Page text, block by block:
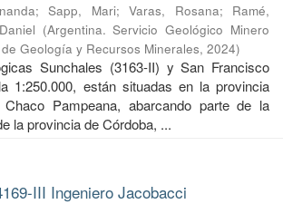
;Sapp, Mari;Varas, Rosana; Ramé,
(Argentina. Servicio Geológico Minero
Geología y Recursos Minerales, 2024)
Sunchales (3163-II) y San Francisco
1:250.000, están situadas en la provincia
Chaco Pampeana, abarcando parte de la
la provincia de Córdoba, ...
III Ingeniero Jacobacci